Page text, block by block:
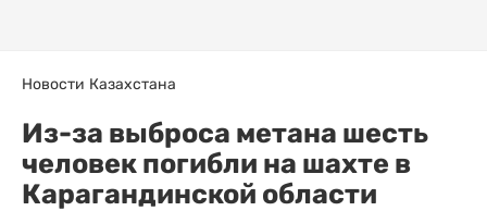
Новости Казахстана
Из-за выброса метана шесть
человек погибли на шахте в
Карагандинской области